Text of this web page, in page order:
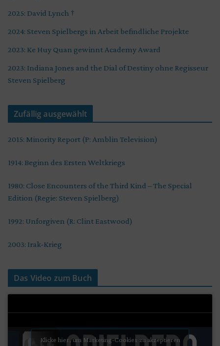
2025: David Lynch †
2024: Steven Spielbergs in Arbeit befindliche Projekte
2023: Ke Huy Quan gewinnt Academy Award
2023: Indiana Jones and the Dial of Destiny ohne Regisseur
Steven Spielberg
Zufällig ausgewählt
2015: Minority Report (P: Amblin Television)
1914: Beginn des Ersten Weltkriegs
1980: Close Encounters of the Third Kind – The Special
Edition (Regie: Steven Spielberg)
1992: Unforgiven (R: Clint Eastwood)
2003: Irak-Krieg
Das Video zum Buch
Klicke hier, um Marketing-Cookies zu akzeptieren